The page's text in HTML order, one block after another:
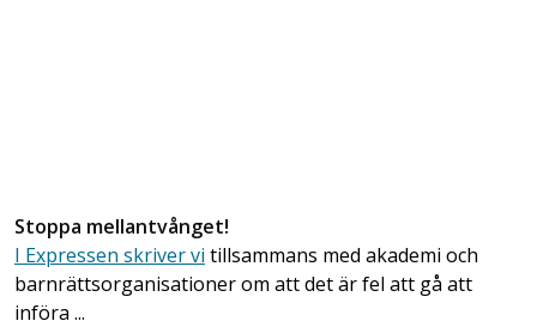
Stoppa mellantvånget!
I Expressen skriver vi tillsammans med akademi och
barnrättsorganisationer om att det är fel att gå att
införa ...